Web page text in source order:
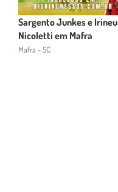
Sargento Junkes e Irineu
Nicoletti em Mafra
Mafra - SC